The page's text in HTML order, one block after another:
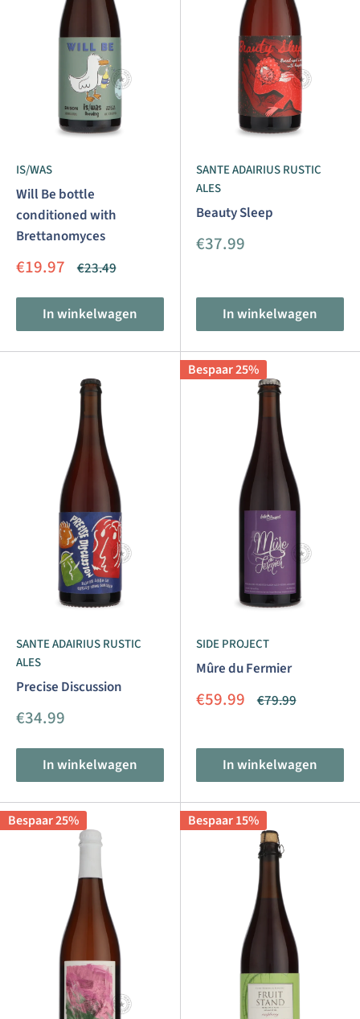
IS/WAS
Will Be bottle
conditioned with
Brettanomyces
Aanbiedingsprijs
€19.97 Normale
€23.49
In winkelwagen
SANTE ADAIRIUS RUSTIC
ALES
Beauty Sleep
Aanbiedingsprijs
€37.99
In winkelwagen
SANTE ADAIRIUS RUSTIC
ALES
Precise Discussion
Aanbiedingsprijs
€34.99
In winkelwagen
Bespaar 25%
SIDE PROJECT
Mûre du Fermier
Aanbiedingsprijs
€59.99 Normale
€79.99
In winkelwagen
Bespaar 25% Bespaar 15%